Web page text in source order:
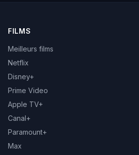
FILMS
Meilleurs films
Netflix
Disney+
Prime Video
Apple TV+
Canal+
Paramount+
Max